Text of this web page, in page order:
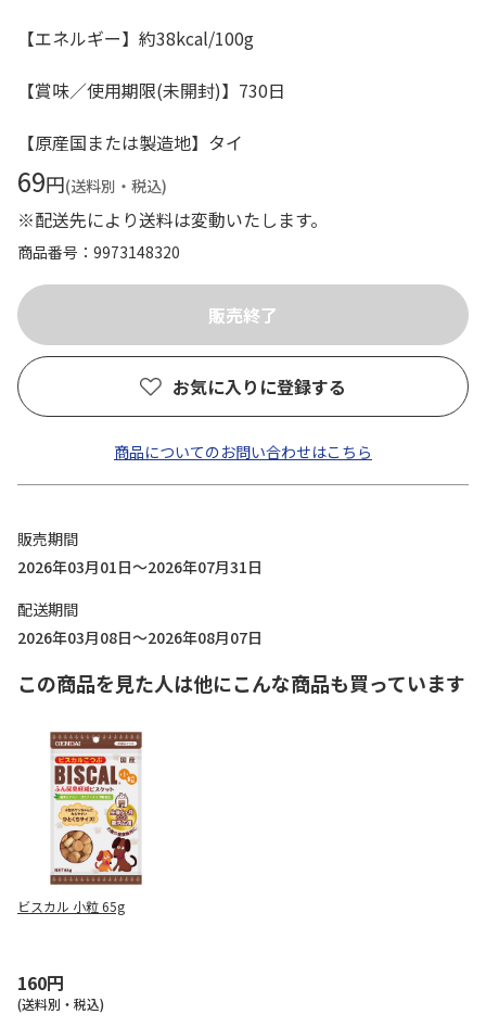
【エネルギー】約38kcal/100g
【賞味／使用期限(未開封)】730日
【原産国または製造地】タイ
69円(送料別・税込)
※配送先により送料は変動いたします。
商品番号 9973148320
お気に入りに登録する
商品についてのお問い合わせはこちら
販売期間
2026年03月01日～2026年07月31日
配送期間
2026年03月08日～2026年08月07日
この商品を見た人は他にこんな商品も買っています
ビスカル 小粒 65g
160円
(送料別・税込)